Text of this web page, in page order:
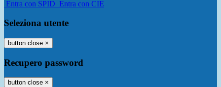
Entra con SPID Entra con CIE
Seleziona utente
button close ×
Recupero password
button close ×